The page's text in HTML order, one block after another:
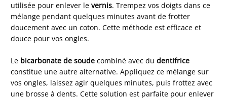
utilisée pour enlever levernis. Trempez vos doigts dans ce
mélange pendant quelques minutes avant de frotter
doucement avec un coton. Cette méthode est efficace et
douce pour vos ongles.
Le bicarbonate de soude combiné avec dudentifrice
constitue une autre alternative. Appliquez ce mélange sur
vos ongles, laissez agir quelques minutes, puis frottez avec
une brosse à dents. Cette solution est parfaite pour enlever